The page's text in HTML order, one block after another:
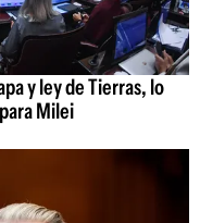
y ley de Tierras, lo
Milei